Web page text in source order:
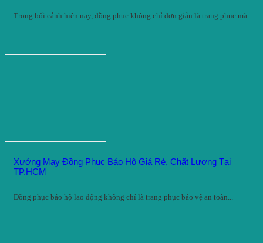
Trong bối cảnh hiện nay, đồng phục không chỉ đơn giản là trang phục mà...
Xưởng May Đồng Phục Bảo Hộ Giá Rẻ, Chất Lượng Tại
TP.HCM
Đồng phục bảo hộ lao động không chỉ là trang phục bảo vệ an toàn...